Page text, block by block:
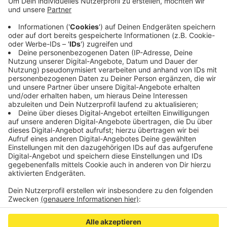
Behandlung vor Ort in ein Krankenhaus gebracht.
Mittelschwere Verletzungen erlitt eine Beifahrerin
am Sonntagvormittag bei einem Alleinunfall auf
der Leuwstraße in Vicht. Auch sie kam ins
Krankenhaus.
Veröffentlicht:Montag, 14.11.2022 07:00
Anzeige
Anzeige